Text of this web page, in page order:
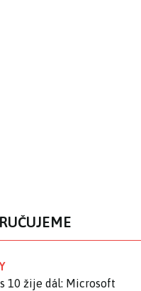
10 žije dál: Microsoft